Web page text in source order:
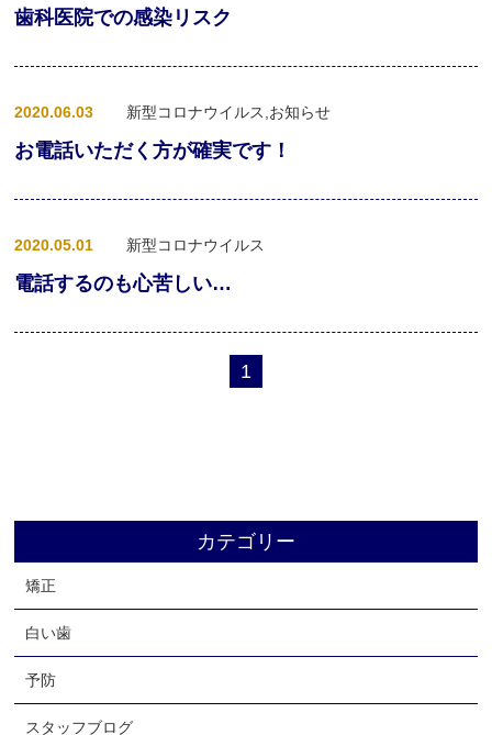
カテゴリー
矯正
白い歯
予防
スタッフブログ
歯科医院での感染リスク
2020.06.03 新型コロナウイルス,お知らせ
お電話いただく方が確実です！
2020.05.01 新型コロナウイルス
電話するのも心苦しい…
1